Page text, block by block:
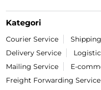
Kategori
Courier Service
Delivery Service
Mailing Service
E-
Freight Forwarding Service